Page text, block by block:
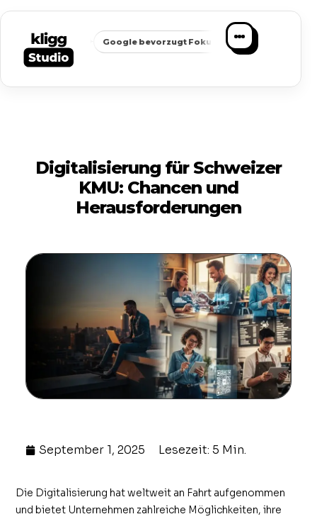
✦ Google bevorzugt Fokus ✦ Passende Anfragen statt
Digitalisierung für Schweizer
KMU: Chancen und
Herausforderungen
September 1, 2025 Lesezeit: 5 Min.
Die Digitalisierung hat weltweit an Fahrt aufgenommen
und bietet Unternehmen zahlreiche Möglichkeiten, ihre